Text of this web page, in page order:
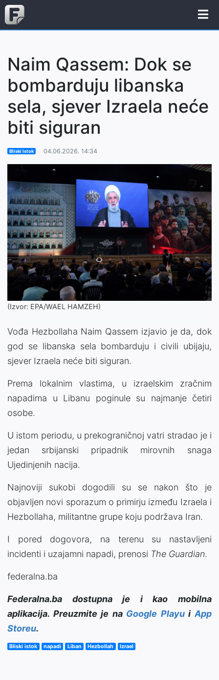
Naim Qassem: Dok se
bombarduju libanska
sela, sjever Izraela neće
biti siguran
Bliski Istok 04.06.2026. 14:34
(Izvor: EPA/WAEL HAMZEH)
Vođa Hezbollaha Naim Qassem izjavio je da, dok
god se libanska sela bombarduju i civili ubijaju,
sjever Izraela neće biti siguran.
Prema lokalnim vlastima, u izraelskim zračnim
napadima u Libanu poginule su najmanje četiri
osobe.
U istom periodu, u prekograničnoj vatri stradao je i
jedan srbijanski pripadnik mirovnih snaga
Ujedinjenih nacija.
Najnoviji sukobi dogodili su se nakon što je
objavljen novi sporazum o primirju između Izraela i
Hezbollaha, militantne grupe koju podržava Iran.
I pored dogovora, na terenu su nastavljeni
incidenti i uzajamni napadi, prenosi The Guardian.
federalna.ba
Federalna.ba dostupna je i kao mobilna
aplikacija. Preuzmite je na Google PlayuiApp
Storeu.
Bliski istok napadi Liban Hezbollah Izrael